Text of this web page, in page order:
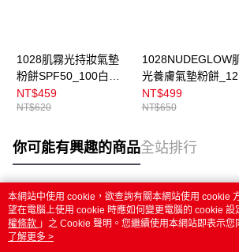
1028肌霧光持妝氣墊
粉餅SPF50_100白皙
15g
NT$459
NT$620
1028NUDEGLOW
光養膚氣墊粉餅
柔膚
NT$499
NT$650
你可能有興趣的商品全站排行
熱門標籤
本網站中使用 cookie，欲查詢有關本網站使用 cookie
望在電腦上使用 cookie 時應如何變更電腦的 cookie 設
權條款 」之 Cookie 聲明。您繼續使用本網站即表示
用條款之 Cookie 聲明使用 cookie。
了解更多 >